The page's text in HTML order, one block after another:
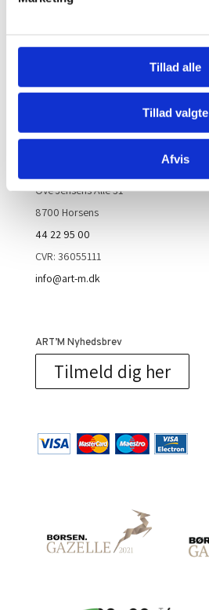
Tillad alle
Tillad valgte
Afvis
Handelsbetingelser
Ove Jensens Allé 31
8700 Horsens
44 22 95 00
CVR: 36055111
info@art-m.dk
ART’M Nyhedsbrev
Tilmeld dig her